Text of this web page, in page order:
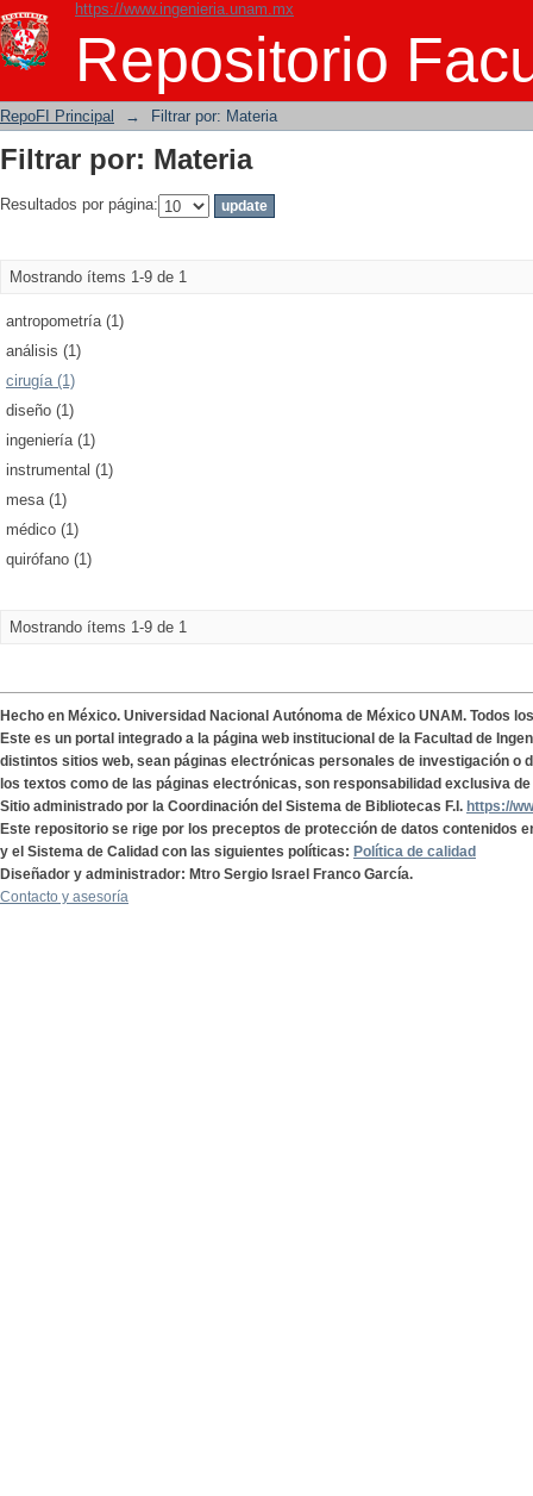
https://www.ingenieria.unam.mx
Repositorio
Filtrar por: Materia
RepoFI Principal → Filtrar por: Materia
Filtrar por: Materia
Resultados por página:
Mostrando ítems 1-9 de 1
antropometría (1)
análisis (1)
cirugía (1)
diseño (1)
ingeniería (1)
instrumental (1)
mesa (1)
médico (1)
quirófano (1)
Mostrando ítems 1-9 de 1
Hecho en México. Universidad Nacional Autónoma de México UNAM. Todos
Este es un portal integrado a la página web institucional de la Facultad de
distintos sitios web, sean páginas electrónicas personales de investigación o
los textos como de las páginas electrónicas, son responsabilidad exclusiva
Sitio administrado por la Coordinación del Sistema de Bibliotecas F.I. https://
Este repositorio se rige por los preceptos de protección de datos contenidos
y el Sistema de Calidad con las siguientes políticas: Política de calidad
Diseñador y administrador: Mtro Sergio Israel Franco García.
Contacto y asesoría